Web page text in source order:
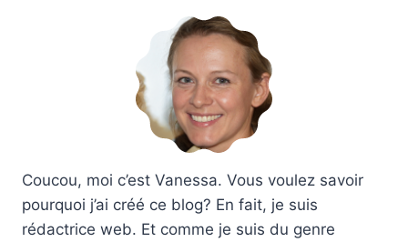
Coucou, moi c’est Vanessa. Vous voulez savoir
pourquoi j’ai créé ce blog? En fait, je suis
rédactrice web. Et comme je suis du genre